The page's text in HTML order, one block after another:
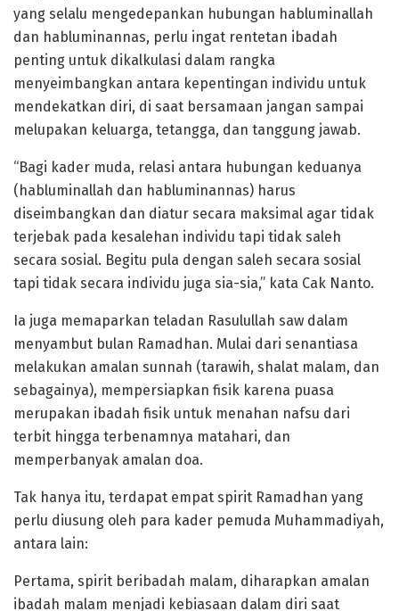
yang selalu mengedepankan hubungan habluminallah
dan habluminannas, perlu ingat rentetan ibadah
penting untuk dikalkulasi dalam rangka
menyeimbangkan antara kepentingan individu untuk
mendekatkan diri, di saat bersamaan jangan sampai
melupakan keluarga, tetangga, dan tanggung jawab.
“Bagi kader muda, relasi antara hubungan keduanya
(habluminallah dan habluminannas) harus
diseimbangkan dan diatur secara maksimal agar tidak
terjebak pada kesalehan individu tapi tidak saleh
secara sosial. Begitu pula dengan saleh secara sosial
tapi tidak secara individu juga sia-sia,” kata Cak Nanto.
Ia juga memaparkan teladan Rasulullah saw dalam
menyambut bulan Ramadhan. Mulai dari senantiasa
melakukan amalan sunnah (tarawih, shalat malam, dan
sebagainya), mempersiapkan fisik karena puasa
merupakan ibadah fisik untuk menahan nafsu dari
terbit hingga terbenamnya matahari, dan
memperbanyak amalan doa.
Tak hanya itu, terdapat empat spirit Ramadhan yang
perlu diusung oleh para kader pemuda Muhammadiyah,
antara lain:
Pertama, spirit beribadah malam, diharapkan amalan
ibadah malam menjadi kebiasaan dalam diri saat